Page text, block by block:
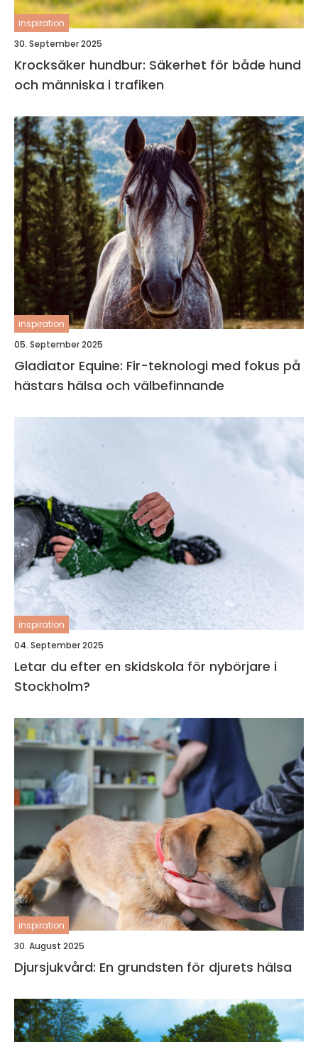
inspiration
30. September 2025
Krocksäker hundbur: Säkerhet för både hund
och människa i trafiken
inspiration
05. September 2025
Gladiator Equine: Fir-teknologi med fokus på
hästars hälsa och välbefinnande
inspiration
04. September 2025
Letar du efter en skidskola för nybörjare i
Stockholm?
inspiration
30. August 2025
Djursjukvård: En grundsten för djurets hälsa